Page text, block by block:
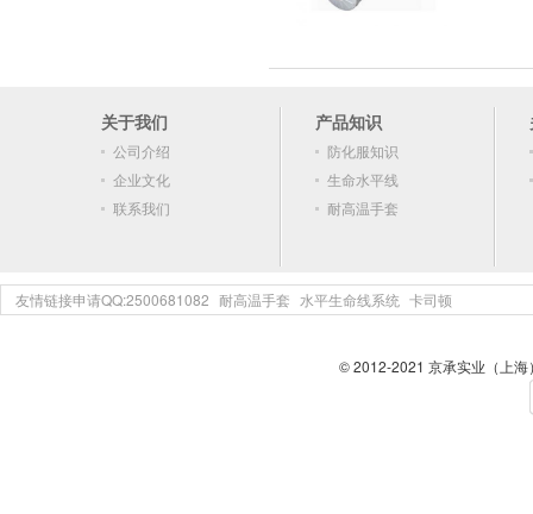
关于我们
公司介绍
企业文化
联系我们
产品知识
防化服知识
生命水平线
耐高温手套
友情链接申请QQ:2500681082 耐高温手套 水平生命线系统 卡司顿
© 2012-2021 京承实业（上